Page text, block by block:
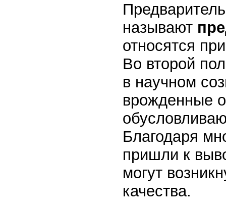
называют
относятся
Во второй
в научном
врожденные
Благодаря
пришли к
могут
качества.